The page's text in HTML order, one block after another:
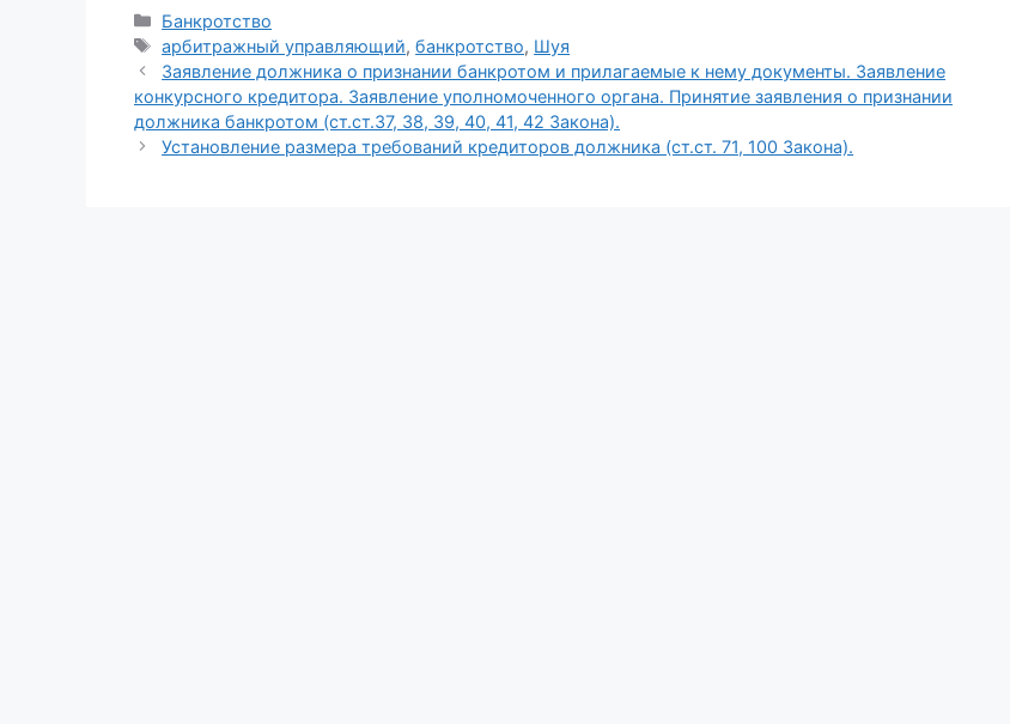
Рубрики
Банкротство
Метки
арбитражный управляющий,банкротство, Шуя
Заявление должника о признании банкротом и прилагаемые к нему документы. Заявление
конкурсного кредитора. Заявление уполномоченного органа. Принятие заявления о признании
должника банкротом (ст.ст.37, 38, 39, 40, 41, 42 Закона).
Установление размера требований кредиторов должника (ст.ст. 71, 100 Закона).